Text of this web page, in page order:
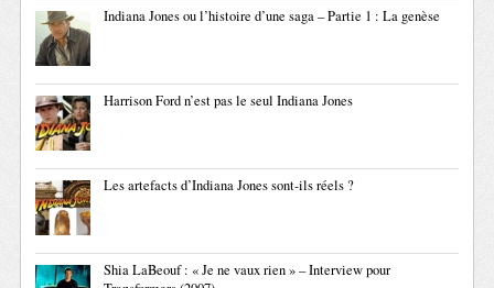
Indiana Jones ou l’histoire d’une saga – Partie 1 : La genèse
Harrison Ford n’est pas le seul Indiana Jones
Les artefacts d’Indiana Jones sont-ils réels ?
Shia LaBeouf : « Je ne vaux rien » – Interview pour